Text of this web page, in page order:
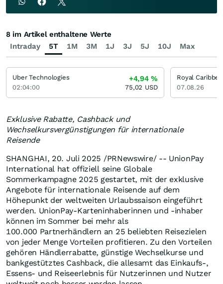
Exklusive Rabatte, Cashback und
Wechselkursvergünstigungen für internationale
Reisende
SHANGHAI, 20. Juli 2025 /PRNewswire/ -- UnionPay
International hat offiziell seine Globale
Sommerkampagne 2025 gestartet, mit der exklusive
Angebote für internationale Reisende auf dem
Höhepunkt der weltweiten Urlaubssaison eingeführt
werden. UnionPay-Karteninhaberinnen und -inhaber
können im Sommer bei mehr als
100.000 Partnerhändlern an 25 beliebten Reisezielen
von jeder Menge Vorteilen profitieren. Zu den Vorteilen
gehören Händlerrabatte, günstige Wechselkurse und
bankgestütztes Cashback, die allesamt das Einkaufs-,
Essens- und Reiseerlebnis für Nutzerinnen und Nutzer
Intraday 5T 1M 3M 1J 3J 5J 10J Max
8 im Artikel enthaltene Werte
Uber Technologies
02:04:00
+4,94%
75,02 USD 07.08.26